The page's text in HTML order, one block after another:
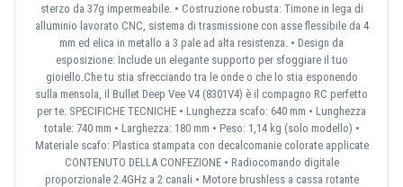
sterzo da 37g impermeabile. • Costruzione robusta: Timone in lega di
alluminio lavorato CNC, sistema di trasmissione con asse flessibile da 4
mm ed elica in metallo a 3 pale ad alta resistenza. • Design da
esposizione: Include un elegante supporto per sfoggiare il tuo
gioiello.Che tu stia sfrecciando tra le onde o che lo stia esponendo
sulla mensola, il Bullet Deep Vee V4 (8301V4) è il compagno RC perfetto
per te. SPECIFICHE TECNICHE • Lunghezza scafo: 640 mm • Lunghezza
totale: 740 mm • Larghezza: 180 mm • Peso: 1,14 kg (solo modello) •
Materiale scafo: Plastica stampata con decalcomanie colorate applicate
CONTENUTO DELLA CONFEZIONE • Radiocomando digitale
proporzionale 2.4GHz a 2 canali • Motore brushless a cassa rotante